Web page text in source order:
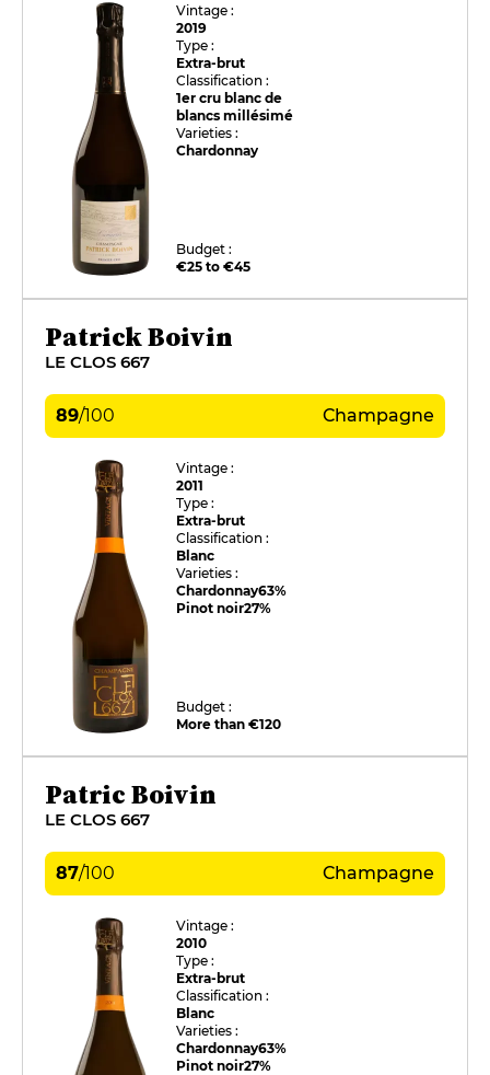
Vintage :
2019
Type :
Extra-brut
Classification :
1er cru blanc de
blancs millésimé
Varieties :
Chardonnay
Budget :
€25 to €45
Patrick Boivin
LE CLOS 667
89/100 Champagne
Vintage :
2011
Type :
Extra-brut
Classification :
Blanc
Varieties :
Chardonnay63%
Pinot noir27%
Budget :
More than €120
Patric Boivin
LE CLOS 667
87/100 Champagne
Vintage :
2010
Type :
Extra-brut
Classification :
Blanc
Varieties :
Chardonnay63%
Pinot noir27%